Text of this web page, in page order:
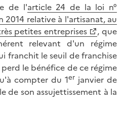
de l'article 24 de la loi n°
2014 relative à l'artisanat, au
petites entreprises
, que
relevant d'un régime
franchit le seuil de franchise
le bénéfice de ce régime
compter du 1er janvier de
de son assujettissement à la